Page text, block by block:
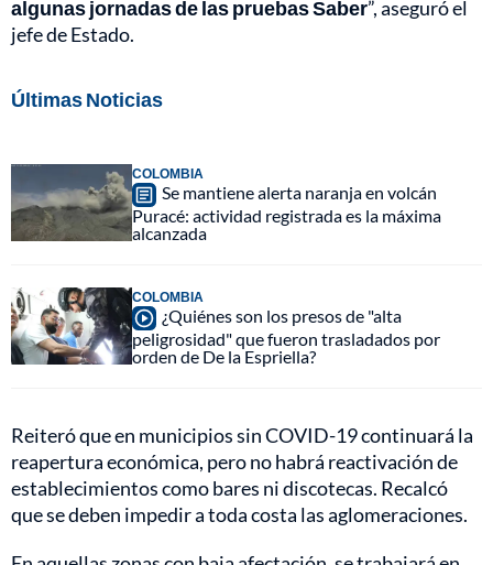
algunas jornadas de las pruebas Saber”, aseguró el
jefe de Estado.
Últimas Noticias
COLOMBIA
Se mantiene alerta naranja en volcán
Puracé: actividad registrada es la máxima
alcanzada
COLOMBIA
¿Quiénes son los presos de "alta
peligrosidad" que fueron trasladados por
orden de De la Espriella?
Reiteró que en municipios sin COVID-19 continuará la
reapertura económica, pero no habrá reactivación de
establecimientos como bares ni discotecas. Recalcó
que se deben impedir a toda costa las aglomeraciones.